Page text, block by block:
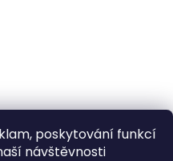
poskytování funkcí
návštěvnosti
údajů